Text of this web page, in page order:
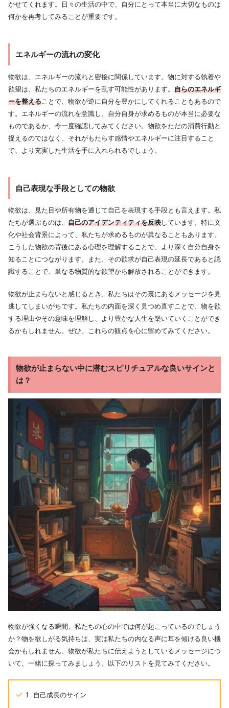
かせてくれます。日々の生活の中で、自分にとって本当に大切なものは
何かを再考してみることが重要です。
エネルギーの流れの変化
物欲は、エネルギーの流れと密接に関係しています。物に対する執着や
欲望は、私たちのエネルギーを乱す可能性があります。 自らのエネルギ
ーを整える ことで、物欲が逆に自分を豊かにしてくれることもあるので
す。エネルギーの流れを意識し、自分自身が求めるものが本当に必要な
ものであるか、今一度確認してみてください。物欲をただの消費行動と
捉えるのではなく、それがもたらす感情やエネルギーに注目すること
で、より充実した生活を手に入れられるでしょう。
自己表現な手段としての物欲
物欲は、見た目や所有物を通じて自己を表現する手段とも言えます。私
たちが選ぶものは、 自己のアイデンティティを反映しています。特に文
化や社会背景によって、私たちが求めるものが異なることもあります。
こうした物欲の背後にある心理を理解することで、より深く自分自身を
知ることにつながります。また、その欲求が自己表現の延長であると認
識することで、単なる物質的な欲望から解放されることができます。
物欲が止まらないと感じるとき、私たちはその裏にあるメッセージを見
逃してしまいがちです。私たちの内面を深く見つめ直すことで、物を欲
する理由やその意味を理解し、より豊かな人生を築いていくことができ
るかもしれません。ぜひ、これらの観点を心に留めてみてください。
物欲が止まらない中に潜むスピリチュアルな良いサインと
は？
物欲が強くなる瞬間、私たちの心の中では何が起こっているのでしょう
か？物を欲しがる気持ちは、実は私たちの内なる声に耳を傾ける良い機
会かもしれません。物欲が私たちに伝えようとしているメッセージにつ
いて、一緒に探ってみましょう。以下のリストを見てみてください。
1. 自己成長のサイン